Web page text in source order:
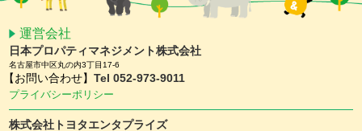
2026/01/15 UP
スマホアプリ会員限定 バレンタインキャンペーン
2025/11/25 UP
【予約受付中】クリスマスケーキ ＆ おせち
2025/11/10 UP
ガーデンテラス東山 クリスマスディナー
運営会社
日本プロパティマネジメント株式会社
名古屋市中区丸の内3丁目17-6
【お問い合わせ】Tel 052-973-9011
プライバシーポリシー
株式会社トヨタエンタプライズ